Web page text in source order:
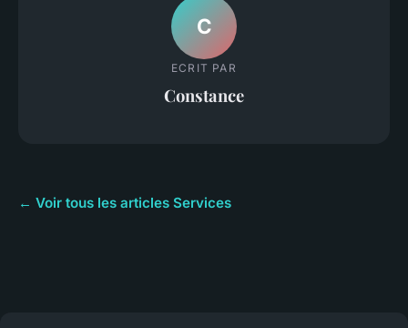
C
ECRIT PAR
Constance
← Voir tous les articles Services